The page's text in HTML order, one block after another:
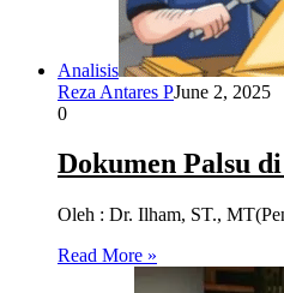
Analisis
Reza Antares PJune 2, 2025
0
Dokumen Palsu
Oleh : Dr. Ilham, ST.,
Read More »